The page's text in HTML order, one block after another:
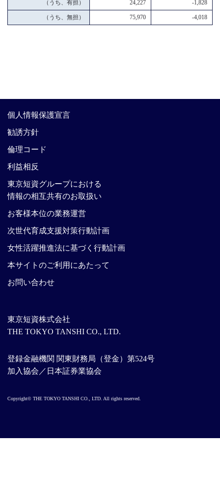
（うち、有担） 24,227 -1,828
（うち、無担） 75,970 -4,018
東京短資株式会社
THE TOKYO TANSHI CO., LTD.
登録金融機関 関東財務局（登金）第524号
加入協会／日本証券業協会
個人情報保護宣言
勧誘方針
倫理コード
利益相反
東京短資グループにおける
情報の相互共有のお取扱い
お客様本位の業務運営
次世代育成支援対策行動計画
女性活躍推進法に基づく行動計画
本サイトのご利用にあたって
お問い合わせ
Copyright© THE TOKYO TANSHI CO., LTD. All rights reserved.